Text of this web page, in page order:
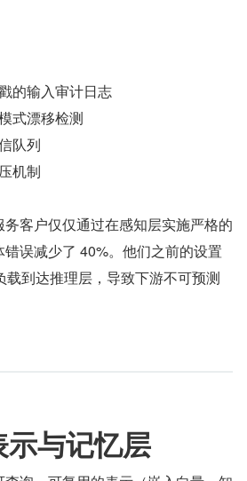
的输入审计日志
式漂移检测
队列
机制
客户仅仅通过在感知层实施严格的
误减少了 40%。他们之前的设置
载到达推理层，导致下游不可预测
与记忆层